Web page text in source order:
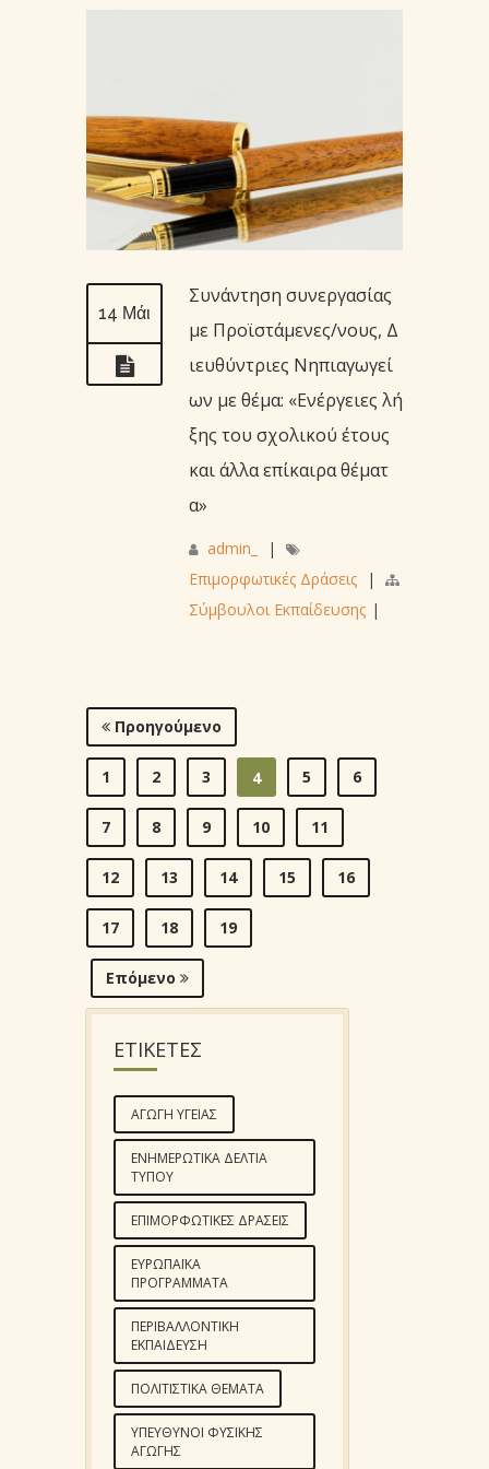
14 Μάι
Συνάντηση συνεργασίας
με Προϊστάμενες/νους, Δ
ιευθύντριες Νηπιαγωγεί
ων με θέμα: «Ενέργειες λή
ξης του σχολικού έτους
και άλλα επίκαιρα θέματ
α»
admin_
|
Επιμορφωτικές Δράσεις
|
Σύμβουλοι Εκπαίδευσης |
Προηγούμενο
1 2 3 4 5 6
7 8 9 10 11
12 13 14 15 16
17 18 19
Επόμενο
ΕΤΙΚΕΤΕΣ
ΑΓΩΓΉ ΥΓΕΊΑΣ
ΕΝΗΜΕΡΩΤΙΚΆ ΔΕΛΤΊΑ
ΤΎΠΟΥ
ΕΠΙΜΟΡΦΩΤΙΚΈΣ ΔΡΆΣΕΙΣ
ΕΥΡΩΠΑΪΚΆ
ΠΡΟΓΡΆΜΜΑΤΑ
ΠΕΡΙΒΑΛΛΟΝΤΙΚΉ
ΕΚΠΑΊΔΕΥΣΗ
ΠΟΛΙΤΙΣΤΙΚΆ ΘΈΜΑΤΑ
ΥΠΕΎΘΥΝΟΙ ΦΥΣΙΚΉΣ
ΑΓΩΓΉΣ